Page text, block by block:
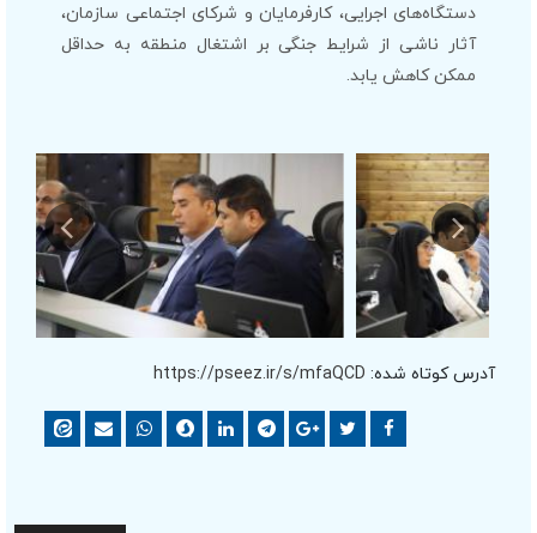
دستگاه‌های اجرایی، کارفرمایان و شرکای اجتماعی سازمان،
آثار ناشی از شرایط جنگی بر اشتغال منطقه به حداقل
ممکن کاهش یابد.
آدرس کوتاه شده: https://pseez.ir/s/mfaQCD